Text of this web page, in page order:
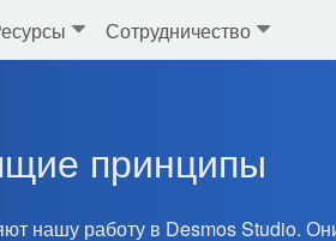
Сотрудничество
принципы
нашу работу в Desmos Studio.